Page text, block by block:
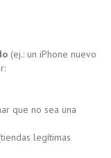
(ej.: un iPhone nuevo
que no sea una
legítimas